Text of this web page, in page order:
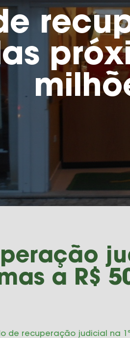
a R$
de recuperação judicial na